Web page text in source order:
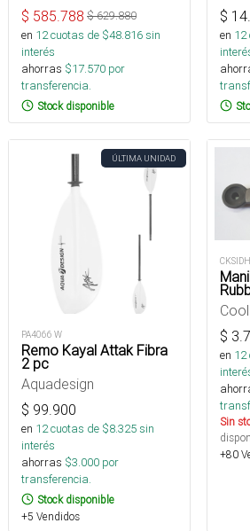
$ 585.788 $629.880
en 12cuotas de $48.816sin
interés
ahorras $17.570 por
transferencia.
Stock disponible
$
en 12
ÚLTIMA UNIDAD
PA4066 W
Remo Kayal Attak Fibra
2 pc
Aquadesign
$ 99.900
en 12cuotas de $8.325sin
interés
ahorras $3.000 por
transferencia.
Stock disponible
+5 Vendidos
$
en 12
Sin
+80